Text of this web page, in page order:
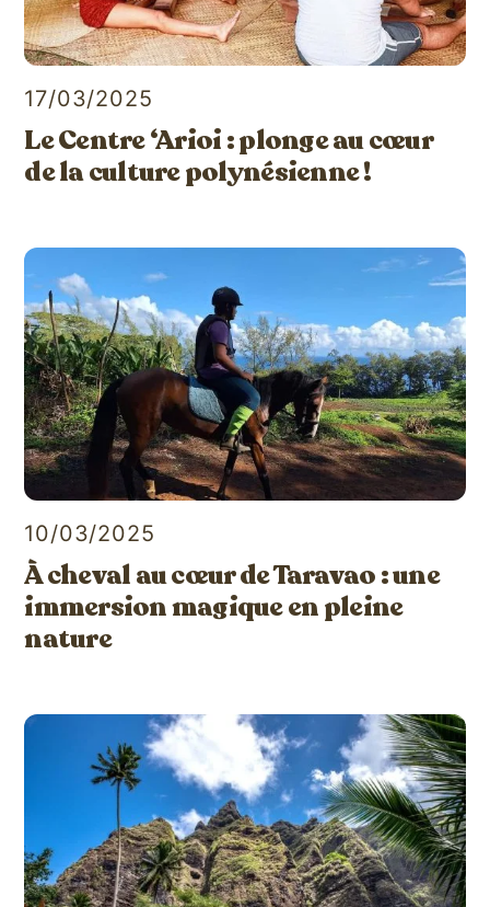
17/03/2025
Le Centre ‘Arioi : plonge au cœur
de la culture polynésienne !
10/03/2025
À cheval au cœur de Taravao : une
immersion magique en pleine
nature